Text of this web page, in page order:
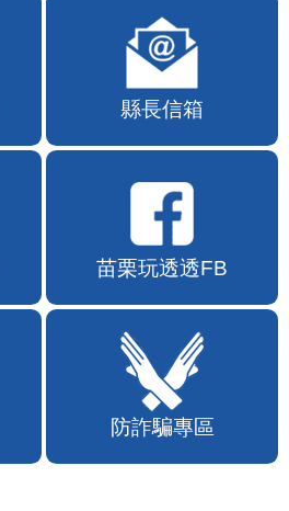
縣長信箱
苗栗玩透透FB
防詐騙專區